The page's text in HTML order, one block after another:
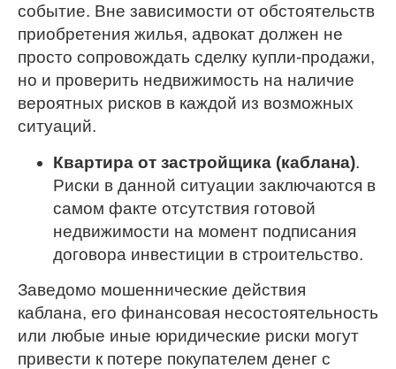
событие. Вне зависимости от обстоятельств
приобретения жилья, адвокат должен не
просто сопровождать сделку купли-продажи,
но и проверить недвижимость на наличие
вероятных рисков в каждой из возможных
ситуаций.
Квартира от застройщика (каблана).
Риски в данной ситуации заключаются в
самом факте отсутствия готовой
недвижимости на момент подписания
договора инвестиции в строительство.
Заведомо мошеннические действия
каблана, его финансовая несостоятельность
или любые иные юридические риски могут
привести к потере покупателем денег с